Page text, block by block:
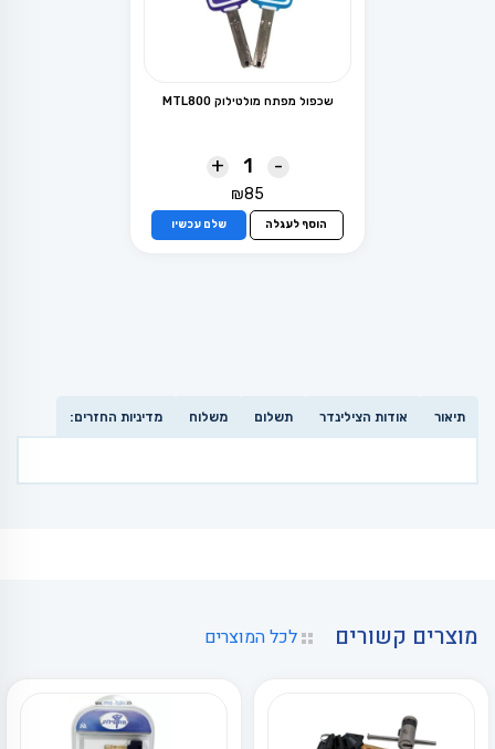
שכפול מפתח מולטילוק MTL800
-
+
₪85
הוסף לעגלה שלם עכשיו
תיאור אודות הצילינדר תשלום משלוח מדיניות החזרים:
מוצרים קשורים לכל המוצרים